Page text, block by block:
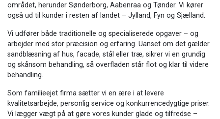
området, herunder Sønderborg, Aabenraa og Tønder. Vi kører
også ud til kunder i resten af landet – Jylland, Fyn og Sjælland.
Vi udfører både traditionelle og specialiserede opgaver – og
arbejder med stor præcision og erfaring. Uanset om det gælder
sandblæsning af hus, facade, stål eller træ, sikrer vi en grundig
og skånsom behandling, så overfladen står flot og klar til videre
behandling.
Som familieejet firma sætter vi en ære i at levere
kvalitetsarbejde, personlig service og konkurrencedygtige priser.
Vi lægger vægt på at gøre vores kunder glade og tilfredse –